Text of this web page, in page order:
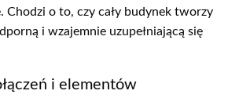
Chodzi o to, czy cały budynek tworzy
i wzajemnie uzupełniającą się
i elementów